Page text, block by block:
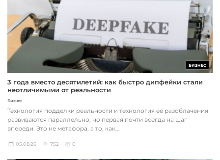
БИЗНЕС
3 года вместо десятилетий: как быстро дипфейки стали
неотличимыми от реальности
Бизнес
Технология подделки реальности и технология ее разоблачения
развиваются параллельно, но первая почти всегда на шаг
впереди. Это не метафора, а то, как...
05.08.26 752 0